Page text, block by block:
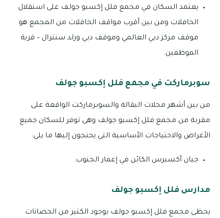
يعتمد السكان في مجمع فلل إكسبو جولف على استقلال
الحافلات ومن بين أقرب مواقف الحافلات من المجمع هو
موقف مركز دبي العالمي وموقف دبي ورلد سنترال – قرية
الموظفين.
سوبرماركت في مجمع فلل إكسبو جولف
من بين أشهر محلات البقالة والسوبرماركت الواقعة على
مقربة من مجمع فلل إكسبو جولف وهى توفر للسكان جميع
الأغراض والاحتياجات الأساسية التي يحتجون إليها ما يلي:
جيان أكسبرس الكائن في إعمار الجنوب.
مدارس فلل إكسبو جولف
يحظى مجمع فلل إكسبو جولف بوجود الكثير من الحضانات